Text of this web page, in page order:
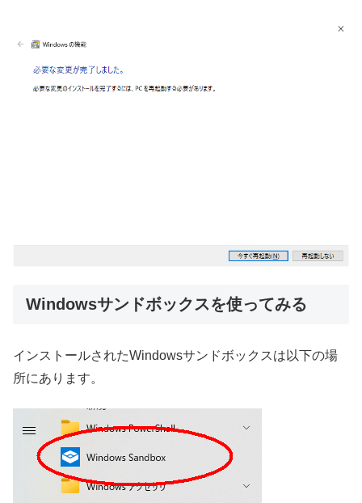
Windowsサンドボックスを使ってみる
インストールされたWindowsサンドボックスは以下の場
所にあります。